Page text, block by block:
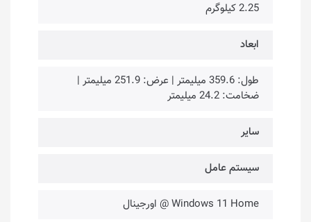
2.25 کیلوگرم
ابعاد
طول: 359.6 میلیمتر | عرض: 251.9 میلیمتر |
ضخامت: 24.2 میلیمتر
سایر
سیستم عامل
Windows 11 Home @ اورجینال